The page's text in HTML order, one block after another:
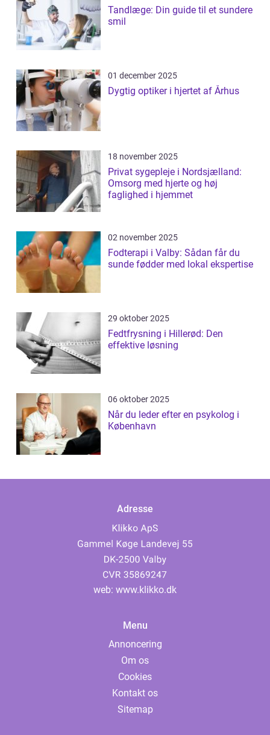
Tandlæge: Din guide til et sundere
smil
01 december 2025
Dygtig optiker i hjertet af Århus
18 november 2025
Privat sygepleje i Nordsjælland:
Omsorg med hjerte og høj
faglighed i hjemmet
02 november 2025
Fodterapi i Valby: Sådan får du
sunde fødder med lokal ekspertise
29 oktober 2025
Fedtfrysning i Hillerød: Den
effektive løsning
06 oktober 2025
Når du leder efter en psykolog i
København
Adresse
web: www.klikko.dk
Menu
Annoncering
Om os
Cookies
Kontakt os
Sitemap